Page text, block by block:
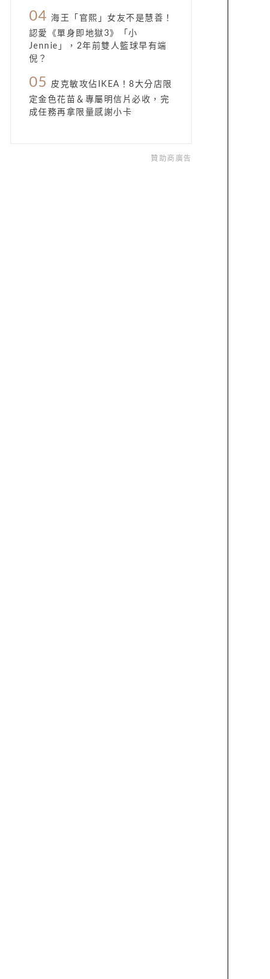
04 海王「官熙」女友不是慧善！
認愛《單身即地獄3》「小
Jennie」，2年前雙人籃球早有端
倪？
05
皮克敏攻佔IKEA！8大分店限
定金色花苗＆專屬明信片必收，完
成任務再拿限量感謝小卡
贊助商廣告